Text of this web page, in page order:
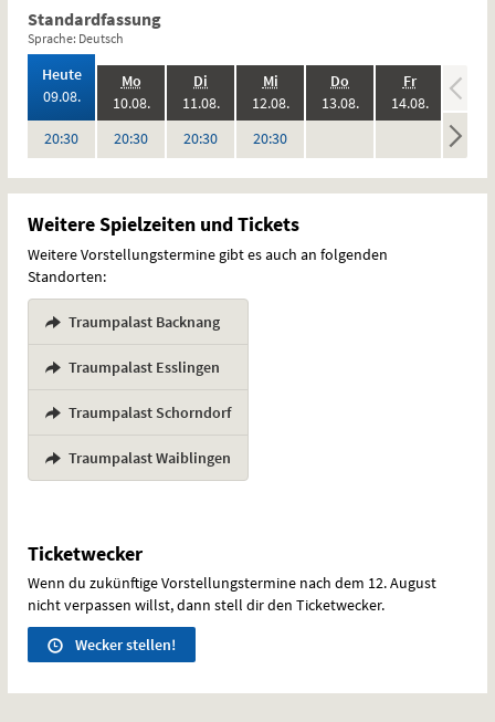
Standardfassung
Sprache: Deutsch
Heute,
09.08.2026:
20:30Uhr
Mo.,
10.08.2026:
20:30Uhr
Di
11.08.2026:
20:30Uhr
Mi.,
12.08.2026:
20:30Uhr
Do
13.08.2026:
Vorstellungen
Fr.,
14.08.2026:
Vorstellungen
keine
Weitere Spielzeiten und Tickets
Weitere Vorstellungstermine gibt es auch an folgenden
Standorten:
Traumpalast Backnang
Traumpalast Esslingen
Traumpalast Schorndorf
Traumpalast Waiblingen
Ticketwecker
Wenn du zukünftige Vorstellungstermine nach dem 12. August
nicht verpassen willst, dann stell dir den Ticketwecker.
Wecker stellen!